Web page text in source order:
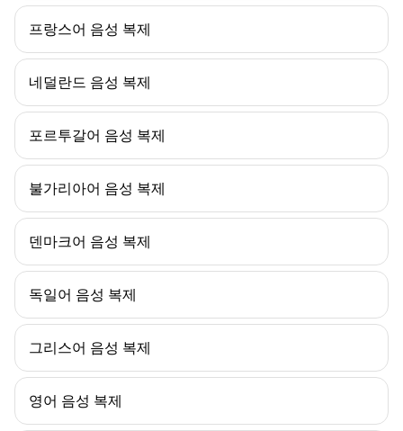
프랑스어 음성 복제
네덜란드 음성 복제
포르투갈어 음성 복제
불가리아어 음성 복제
덴마크어 음성 복제
독일어 음성 복제
그리스어 음성 복제
영어 음성 복제